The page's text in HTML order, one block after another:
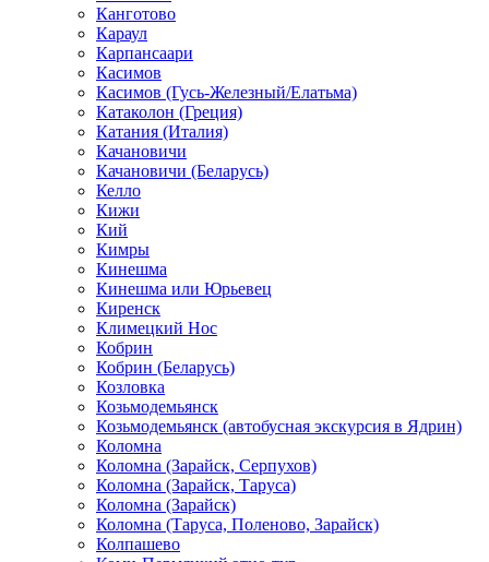
Канготово
Караул
Карпансаари
Касимов
Касимов (Гусь-Железный/Елатьма)
Катаколон (Греция)
Катания (Италия)
Качановичи
Качановичи (Беларусь)
Келло
Кижи
Кий
Кимры
Кинешма
Кинешма или Юрьевец
Киренск
Климецкий Нос
Кобрин
Кобрин (Беларусь)
Козловка
Козьмодемьянск
Козьмодемьянск (автобусная экскурсия в Ядрин)
Коломна
Коломна (Зарайск, Серпухов)
Коломна (Зарайск, Таруса)
Коломна (Зарайск)
Коломна (Таруса, Поленово, Зарайск)
Колпашево